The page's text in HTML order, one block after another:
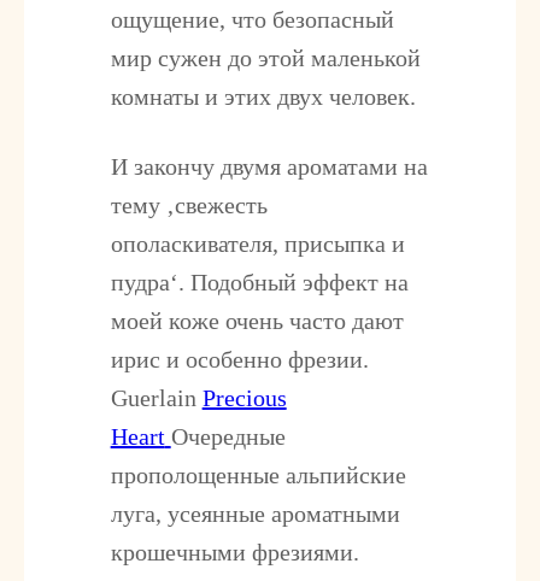
ощущение, что безопасный
мир сужен до этой маленькой
комнаты и этих двух человек.
И закончу двумя ароматами на
тему ‚свежесть
ополаскивателя, присыпка и
пудра‘. Подобный эффект на
моей коже очень часто дают
ирис и особенно фрезии.
Guerlain Precious
Heart Очередные
прополощенные альпийские
луга, усеянные ароматными
крошечными фрезиями.